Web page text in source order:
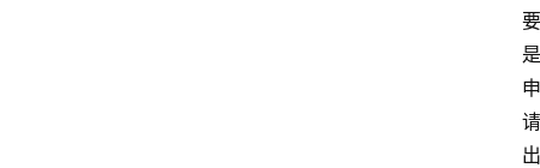
要
是
申
请
出